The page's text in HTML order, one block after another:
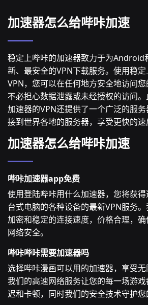
加速器怎么给哔咔加速
稳定上哔咔的加速器致力于为Android
新、最安全的VPN下载服务。使用稳
VPN，您可以在任何地方安全地访问您
不必担心数据泄露或未经授权的访问
加速器的VPN还提供了一个广泛的服
接到世界各地的服务器，享受更快的速
加速器怎么给哔咔加速
哔咔加速器app免费
使用登陆哔咔用什么加速器，您将获
台式电脑的各种设备的最新VPN服务
加密和稳定的连接速度，价格合理，
网络安全。
哔咔哔咔需要加速器吗
选择哔咔漫画可以用的加速器，享受无
我们的高速网络服务让您的每一场游
迟和卡顿，同时我们的安全技术守护您